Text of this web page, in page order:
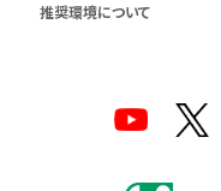
推奨環境について